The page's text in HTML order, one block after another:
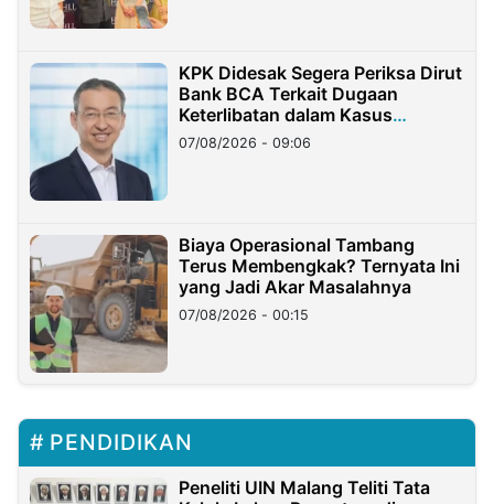
KPK Didesak Segera Periksa Dirut
Bank BCA Terkait Dugaan
Keterlibatan dalam Kasus
Hilangnya Dana Nasabah Rp2,58
Miliar
07/08/2026 - 09:06
Biaya Operasional Tambang
Terus Membengkak? Ternyata Ini
yang Jadi Akar Masalahnya
07/08/2026 - 00:15
PENDIDIKAN
Peneliti UIN Malang Teliti Tata